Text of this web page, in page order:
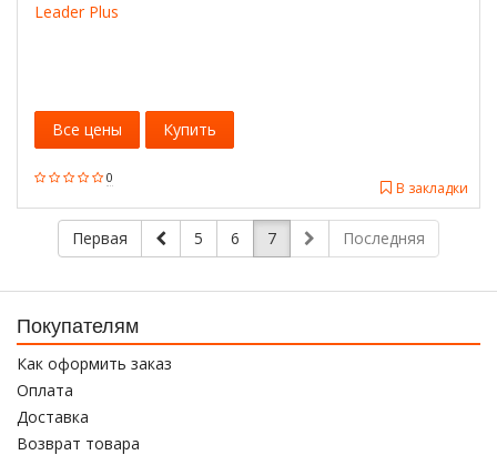
Leader Plus
0
В закладки
Все цены Купить
Первая 5 6 7 Последняя
Покупателям
Как оформить заказ
Оплата
Доставка
Возврат товара